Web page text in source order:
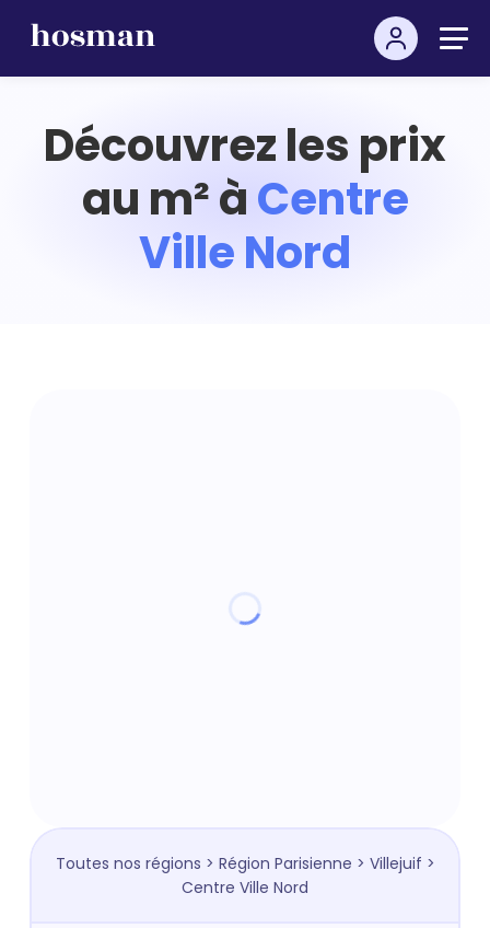
Découvrez les prix
au m² àCentre
Ville Nord
Toutes nos régions > Région Parisienne > Villejuif >
Centre Ville Nord